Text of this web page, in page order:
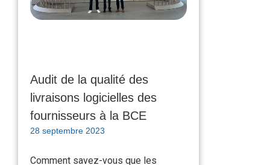
Audit de la qualité des
livraisons logicielles des
fournisseurs à la BCE
28 septembre 2023
Comment savez-vous que les